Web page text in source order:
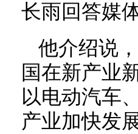
长雨回答媒
他介绍说
国在新产业
以电动汽车
产业加快发